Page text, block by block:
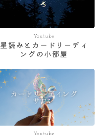
Youtube
星読みとカードリーディ
ングの小部屋
Youtube